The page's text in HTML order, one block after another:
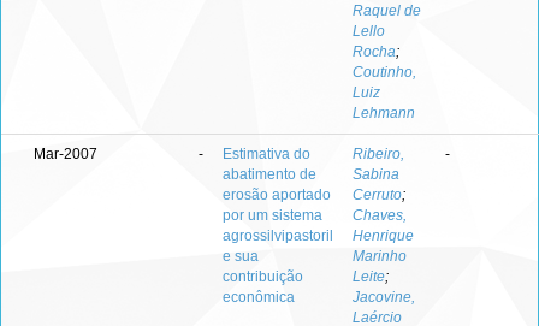
Raquel de
Lello
Rocha;
Coutinho,
Luiz
Lehmann
Mar-2007 -
Estimativa do
abatimento de
erosão aportado
por um sistema
agrossilvipastoril
e sua
contribuição
econômica
Ribeiro,
Sabina
Cerruto;
Chaves,
Henrique
Marinho
Leite;
Jacovine,
Laércio
-